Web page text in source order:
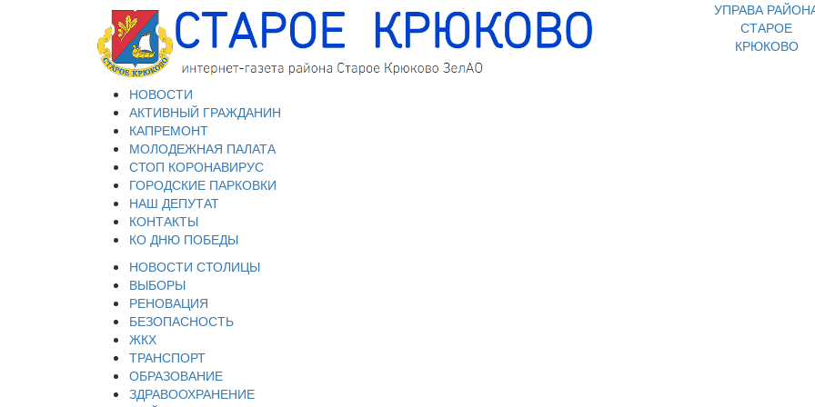
УПРАВА
СТАРОЕ
КРЮКОВО
НОВОСТИ
АКТИВНЫЙ ГРАЖДАНИН
КАПРЕМОНТ
МОЛОДЕЖНАЯ ПАЛАТА
СТОП КОРОНАВИРУС
ГОРОДСКИЕ ПАРКОВКИ
НАШ ДЕПУТАТ
КОНТАКТЫ
КО ДНЮ ПОБЕДЫ
НОВОСТИ СТОЛИЦЫ
ВЫБОРЫ
РЕНОВАЦИЯ
БЕЗОПАСНОСТЬ
ЖКХ
ТРАНСПОРТ
ОБРАЗОВАНИЕ
ЗДРАВООХРАНЕНИЕ